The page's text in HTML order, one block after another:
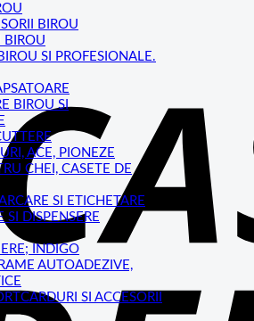
BIROU
BIROU
SI PROFESIONALE.
BIROU SI
ACE, PIONEZE
CHEI, CASETE DE
SI ETICHETARE
SI DISPENSERE
INDIGO
AUTOADEZIVE,
SI ACCESORII